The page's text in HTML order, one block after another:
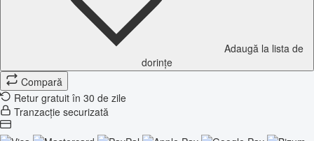
Adaugă la lista de
dorințe
Compară
Retur gratuit în 30 de zile
Tranzacție securizată